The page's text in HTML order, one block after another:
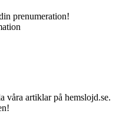
prenumeration!
våra artiklar på hemslojd.se.